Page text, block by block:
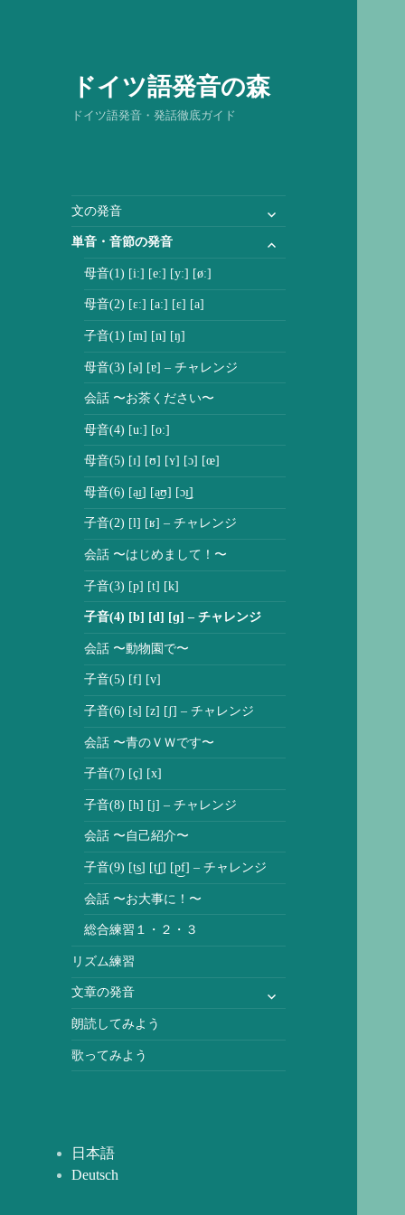
ドイツ語発音の森
ドイツ語発音・発話徹底ガイド
文の発音
サ
ブ
メ
ュ
展
単音・音節の発音
サ
ブ
ュ
展
母音(1) [iː] [eː] [yː] [øː]
母音(2) [ɛː] [aː] [ɛ] [a]
子音(1) [m] [n] [ŋ]
母音(3) [ə] [ɐ] – チャレンジ
会話 〜お茶ください〜
母音(4) [uː] [oː]
母音(5) [ɪ] [ʊ] [ʏ] [ɔ] [œ]
母音(6) [a͜ɪ] [a͜ʊ] [ɔ͜ɪ]
子音(2) [l] [ʁ] – チャレンジ
会話 〜はじめまして！〜
子音(3) [p] [t] [k]
子音(4) [b] [d] [ɡ] – チャレンジ
会話 〜動物園で〜
子音(5) [f] [v]
子音(6) [s] [z] [ʃ] – チャレンジ
会話 〜青のＶＷです〜
子音(7) [ç] [x]
子音(8) [h] [j] – チャレンジ
会話 〜自己紹介〜
子音(9) [t͜s] [t͜ʃ] [p͜f] – チャレンジ
会話 〜お大事に！〜
総合練習１・２・３
リズム練習
文章の発音
サ
ブ
ュ
朗読してみよう
歌ってみよう
日本語
Deutsch